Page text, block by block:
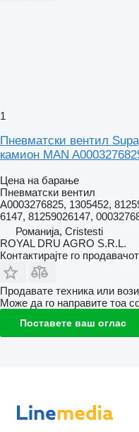
1
Пневматски вентил
камион MAN
Цена на барање
Пневматски вентил
A0003276825, 1305452,
6147, 81259026147,
Романија, Cristesti
ROYAL DRU AGRO S.R.L.
Контактирајте го продавачот
Продавате техника или
Може да го направите тоа
Поставете ваш оглас